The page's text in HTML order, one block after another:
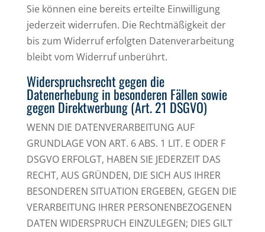
Sie können eine bereits erteilte Einwilligung
jederzeit widerrufen. Die Rechtmäßigkeit der
bis zum Widerruf erfolgten Datenverarbeitung
bleibt vom Widerruf unberührt.
Widerspruchsrecht gegen die
Datenerhebung in besonderen Fällen sowie
gegen Direktwerbung (Art. 21 DSGVO)
WENN DIE DATENVERARBEITUNG AUF
GRUNDLAGE VON ART. 6 ABS. 1 LIT. E ODER F
DSGVO ERFOLGT, HABEN SIE JEDERZEIT DAS
RECHT, AUS GRÜNDEN, DIE SICH AUS IHRER
BESONDEREN SITUATION ERGEBEN, GEGEN DIE
VERARBEITUNG IHRER PERSONENBEZOGENEN
DATEN WIDERSPRUCH EINZULEGEN; DIES GILT